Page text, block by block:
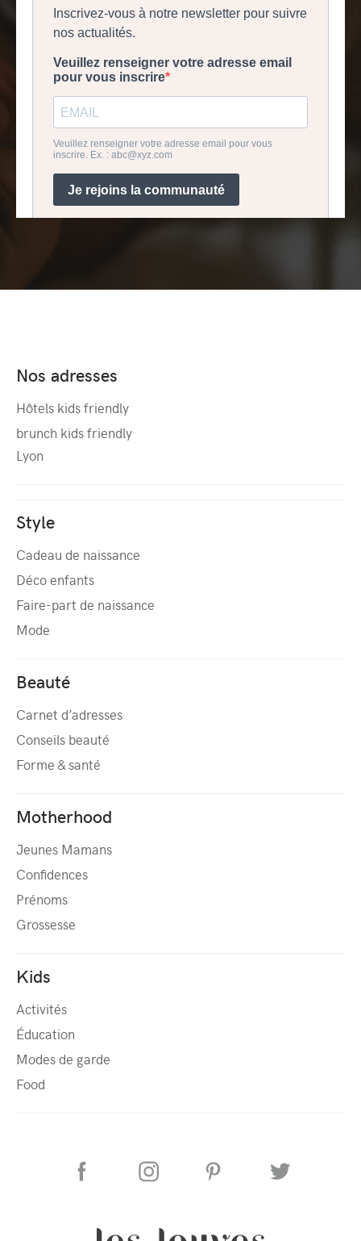
Nos adresses
Hôtels kids friendly
brunch kids friendly
Lyon
Style
Cadeau de naissance
Déco enfants
Faire-part de naissance
Mode
Beauté
Carnet d’adresses
Conseils beauté
Forme & santé
Motherhood
Jeunes Mamans
Confidences
Prénoms
Grossesse
Kids
Activités
Éducation
Modes de garde
Food